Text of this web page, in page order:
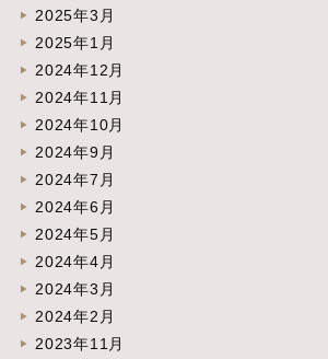
2025年3月
2025年1月
2024年12月
2024年11月
2024年10月
2024年9月
2024年7月
2024年6月
2024年5月
2024年4月
2024年3月
2024年2月
2023年11月